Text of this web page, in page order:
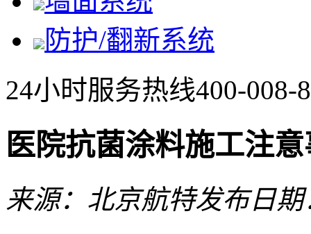
防护/翻新系统
24小时服务热线400-008-
医院抗菌涂料施工注
来源：北京航特发布日期